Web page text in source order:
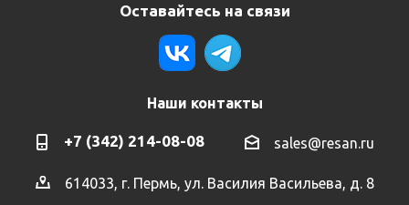
Оставайтесь на связи
Наши контакты
+7 (342) 214-08-08 sales@resan.ru
614033, г. Пермь, ул. Василия Васильева, д. 8